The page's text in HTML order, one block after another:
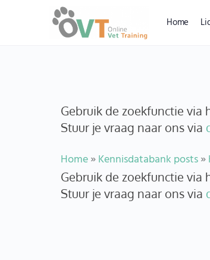
Home
Gebruik de zoekfunctie
Stuur je vraag naar ons via
Home»Kennisdatabank posts»
Gebruik de zoekfunctie
Stuur je vraag naar ons via